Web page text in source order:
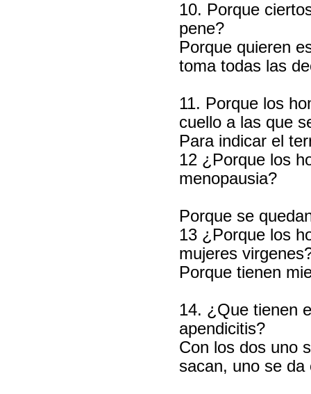
10. Porque
pene?
Porque quieren
toma todas las
11. Porque los
cuello a las que
Para indicar el
12 ¿Porque los
menopausia?
Porque se
13 ¿Porque los
mujeres
Porque tienen
14. ¿Que tienen
apendicitis?
Con los dos uno
sacan, uno se da